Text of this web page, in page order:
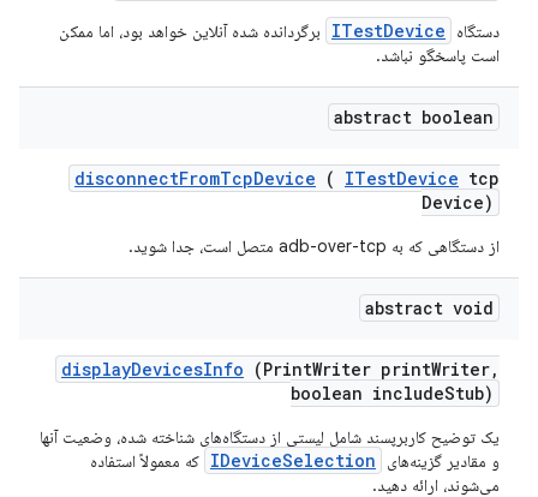
دستگاه
ITestDevice
برگردانده شده آنلاین خواهد بود، اما ممکن
است پاسخگو نباشد.
abstract boolean
disconnectFromTcpDevice ( ITestDevice tcp
Device)
از دستگاهی که به adb-over-tcp متصل است، جدا شوید.
abstract void
displayDevicesInfo (PrintWriter printWriter,
boolean includeStub)
یک توضیح کاربرپسند شامل لیستی از دستگاه‌های شناخته شده، وضعیت آنها
و مقادیر گزینه‌های
IDeviceSelection که معمولاً استفاده
می‌شوند، ارائه دهید.